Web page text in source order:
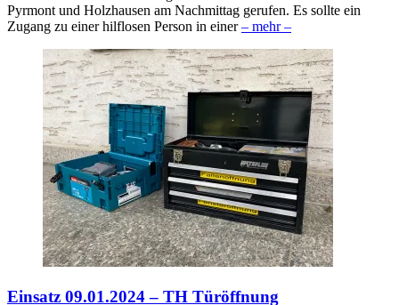
Pyrmont und Holzhausen am Nachmittag gerufen. Es sollte ein
Zugang zu einer hilflosen Person in einer– mehr –
Einsatz 09.01.2024 – TH Türöffnung